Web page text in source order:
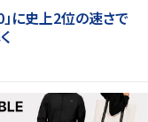
に史上2位の速さで